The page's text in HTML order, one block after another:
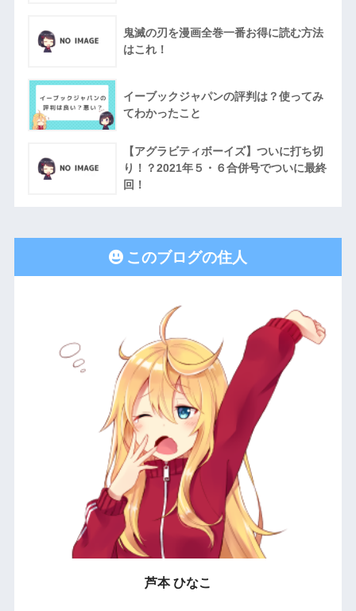
鬼滅の刃を漫画全巻一番お得に読む方法
はこれ！
イーブックジャパンの評判は？使ってみ
てわかったこと
【アグラビティボーイズ】ついに打ち切
り！？2021年５・６合併号でついに最終
回！
このブログの住人
芦本 ひなこ